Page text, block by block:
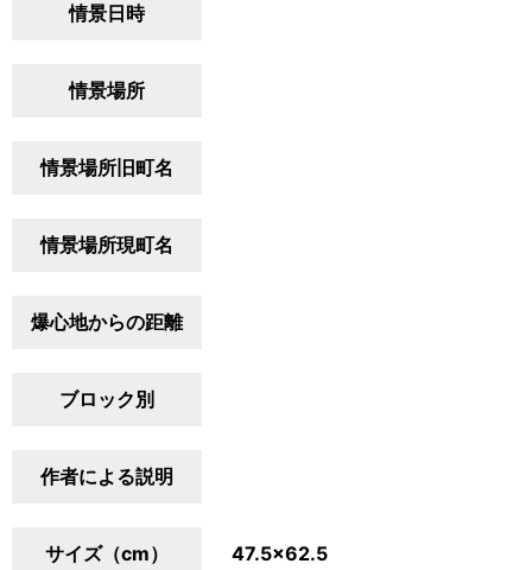
情景日時
情景場所
情景場所旧町名
情景場所現町名
爆心地からの距離
ブロック別
作者による説明
サイズ（cm） 47.5×62.5